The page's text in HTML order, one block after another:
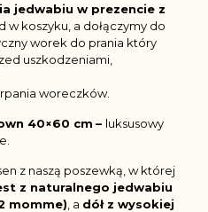
jedwabiu w prezencie z
w koszyku, a dołączymy do
worek do prania który
uszkodzeniami,
woreczków.
40×60 cm – luksusowy
z naszą poszewką, w której
z naturalnego jedwabiu
momme) , a dół z wysokiej